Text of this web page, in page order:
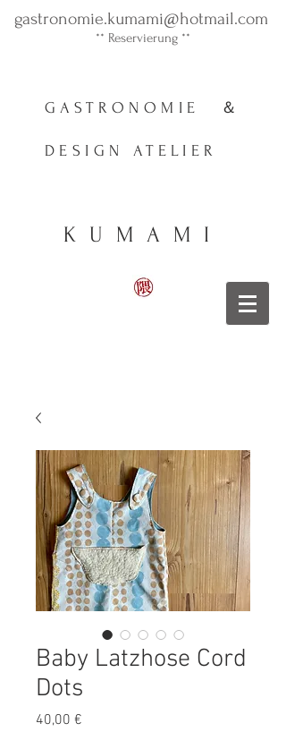
gastronomie.kumami@hotmail.com
** ​Reservierung **
GASTRONOMIE ＆
DESIGN ATELIER
KUMAMI
Baby Latzhose Cord
Dots
40,00 €